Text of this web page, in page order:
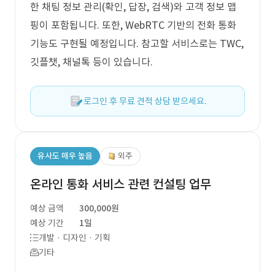
한 채팅 정보 관리(확인, 답장, 검색)와 고객 정보 맵
핑이 포함됩니다. 또한, WebRTC 기반의 전화 통화
기능도 구현될 예정입니다. 참고할 서비스로는 TWC,
깃플챗, 채널톡 등이 있습니다.
로그인 후 무료 견적 상담 받으세요.
유사도 매우 높음 외주
온라인 통화 서비스 관련 컨설팅 업무
예상 금액
300,000원
예상 기간
1일
개발 · 디자인 · 기획
기타